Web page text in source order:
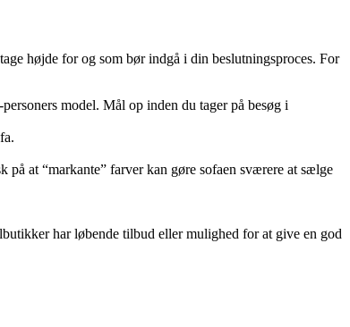
højde for og som bør indgå i din beslutningsproces. For
model. Mål op inden du tager på besøg i
at “markante” farver kan gøre sofaen sværere at sælge
har løbende tilbud eller mulighed for at give en god